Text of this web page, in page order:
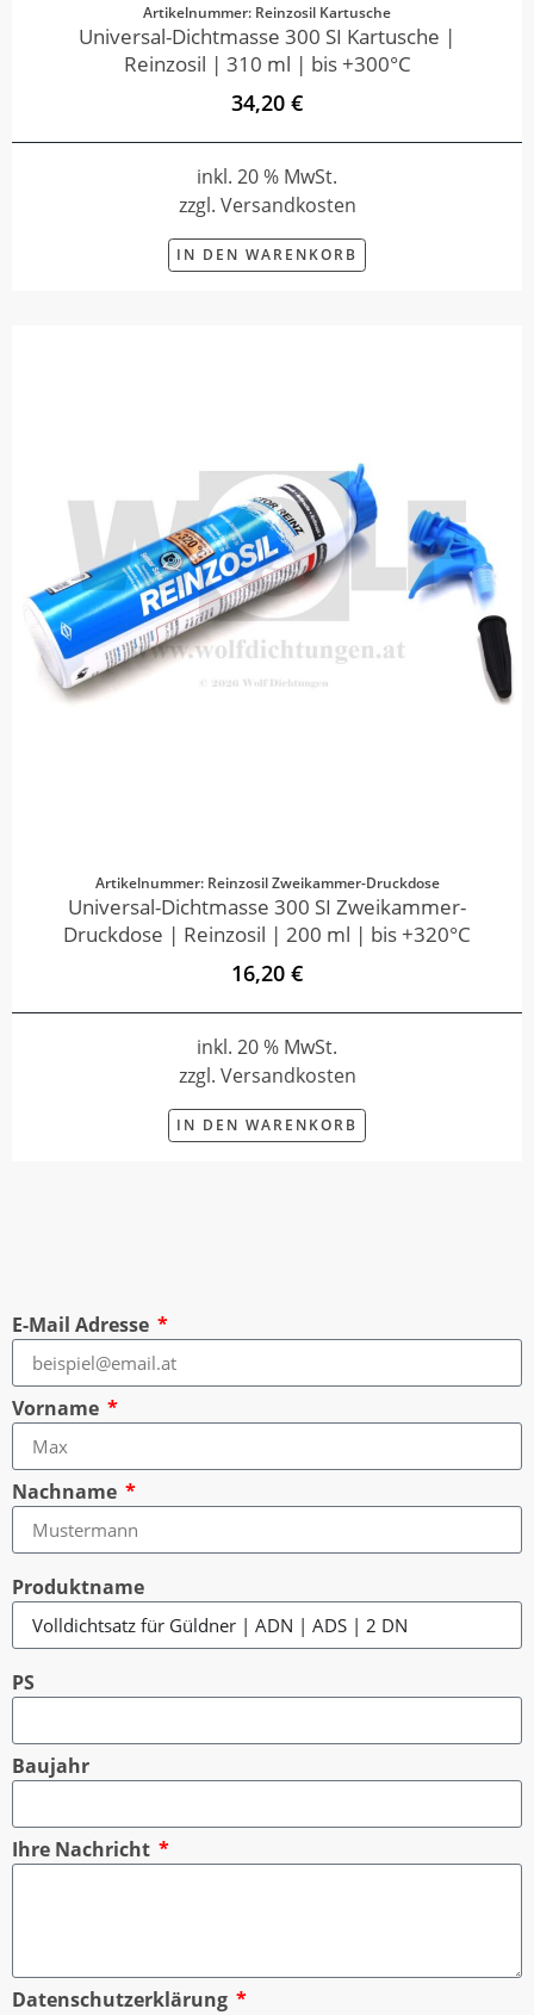
Artikelnummer: Reinzosil Kartusche
Universal-Dichtmasse 300 SI Kartusche |
Reinzosil | 310 ml | bis +300°C
34,20 €
inkl. 20 % MwSt.
zzgl. Versandkosten
IN DEN WARENKORB
Artikelnummer: Reinzosil Zweikammer-Druckdose
Universal-Dichtmasse 300 SI Zweikammer-
Druckdose | Reinzosil | 200 ml | bis +320°C
16,20 €
inkl. 20 % MwSt.
zzgl. Versandkosten
IN DEN WARENKORB
E-Mail Adresse
Vorname
Nachname
Produktname
PS
Baujahr
Ihre Nachricht
Datenschutzerklärung